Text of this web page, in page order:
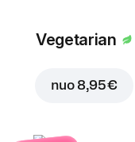
Vegetarian
nuo 8,95 €